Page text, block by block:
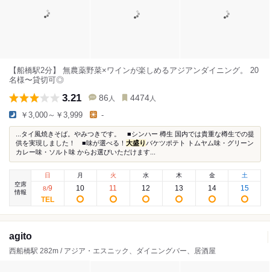
【船橋駅2分】 無農薬野菜×ワインが楽しめるアジアンダイニング。 20
名様〜貸切可◎
3.21 86 人 4474 人
￥3,000～￥3,999 -
...タイ風焼きそば。やみつきです。 ■シンハー 樽生 国内では貴重な樽生での提
供を実現しました！ ■味が選べる！ 大盛りバケツポテト トムヤム味・グリーン
カレー味・ソルト味 からお選びいただけます...
空席
情報
日
8/9
月
10
火
11
水
12
木
13
金
14
土
15
agito
西船橋駅 282m / アジア・エスニック、ダイニングバー、居酒屋